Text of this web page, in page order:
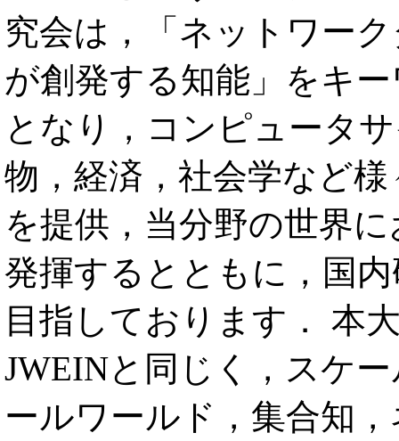
究会は，「ネットワー
が創発する知能」をキ
となり，コンピュータ
物，経済，社会学など
を提供，当分野の世界
発揮するとともに，国
目指しております． 本
JWEINと同じく，スケ
ールワールド，集合知